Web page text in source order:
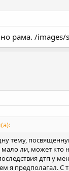
рама. /
тему,
ли, может кто
дтп у
я предполагал.